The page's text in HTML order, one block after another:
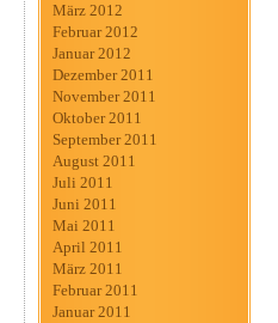
März 2012
Februar 2012
Januar 2012
Dezember 2011
November 2011
Oktober 2011
September 2011
August 2011
Juli 2011
Juni 2011
Mai 2011
April 2011
März 2011
Februar 2011
Januar 2011